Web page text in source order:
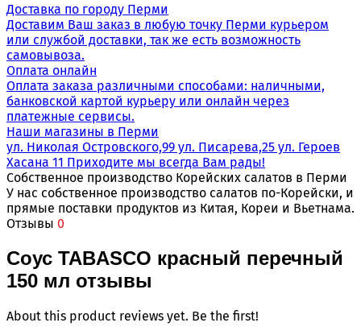
Доставка по городу Перми
Доставим Ваш заказ в любую точку Перми курьером
или службой доставки, так же есть возможность
самовывоза.
Оплата онлайн
Оплата заказа различными способами: наличными,
банковской картой курьеру или онлайн через
платежные сервисы.
Наши магазины в Перми
ул. Николая Островского,99 ул. Писарева,25 ул. Героев
Хасана 11 Приходите мы всегда Вам рады!
Собственное производство Корейских салатов в Перми
У нас собственное производство салатов по-Корейски, и
прямые поставки продуктов из Китая, Кореи и Вьетнама.
Отзывы 0
Соус TABASCO красный перечный
150 мл отзывы
About this product reviews yet. Be the first!